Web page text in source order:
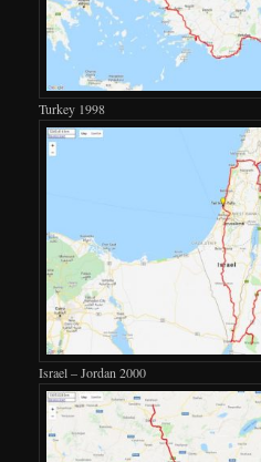
Turkey 1998
Israel – Jordan 2000